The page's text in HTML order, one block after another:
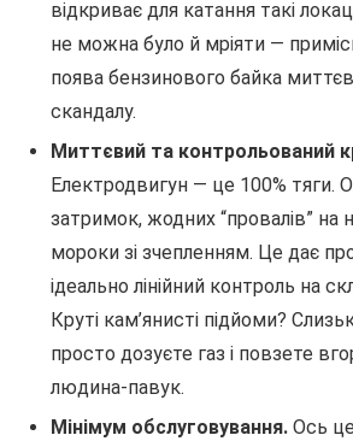
відкриває для катання такі
не можна було й мріяти —
поява бензинового байка
скандалу.
Миттєвий та контрольований
Електродвигун — це 100% тяги.
затримок, жодних “провалів” на
мороки зі зчепленням. Це дає
ідеально лінійний контроль на
Круті кам’янисті підйоми?
просто дозуєте газ і повзете
людина-павук.
Мінімум обслуговування. Ось